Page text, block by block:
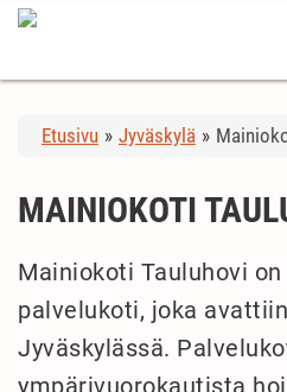
Etusivu » Jyväskylä »
MAINIOKOTI
Mainiokoti Tauluhovi
palvelukoti, joka
Jyväskylässä.
ympärivuorokautista